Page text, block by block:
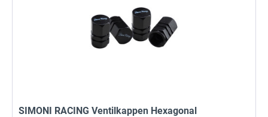
SIMONI RACING Ventilkappen Hexagonal